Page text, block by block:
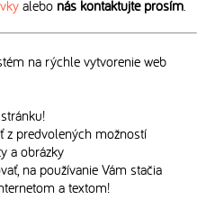
alebo nás kontaktujte prosím.
na rýchle vytvorenie web
z predvolených možností
a obrázky
na používanie Vám stačia
a textom!